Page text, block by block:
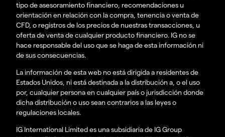
tipo de asesoramiento financiero, recomendaciones u
orientación en relación con la compra, tenencia o venta de
CFD, o registros de los precios de nuestras transacciones, u
oferta de venta de cualquier producto financiero. IG no se
hace responsable del uso que se haga de esta información ni
de sus consecuencias.
La información de esta web no está dirigida a residentes de
Estados Unidos, ni está destinada a la distribución a, o el uso
por, cualquier persona en cualquier país o jurisdicción donde
dicha distribución o uso sean contrarios a las leyes o
regulaciones locales.
IG International Limited es una subsidiaria de IG Group